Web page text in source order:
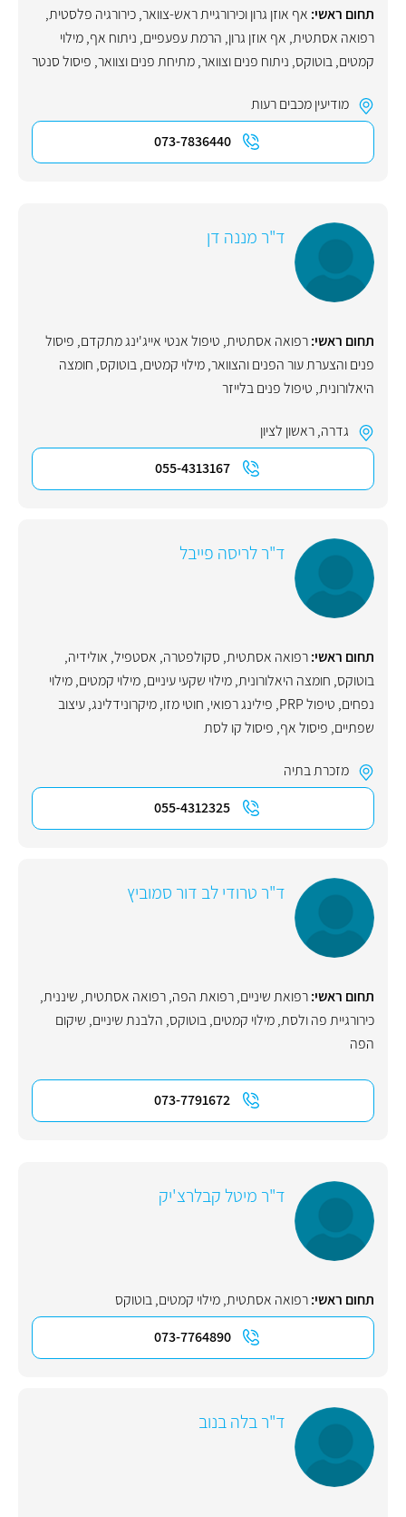
תחום ראשי: אף אוזן גרון וכירורגיית ראש-צוואר,כירורגיה פלסטית,
רפואה אסתטית, אף אוזן גרון, הרמת עפעפיים, ניתוח אף,מילוי
קמטים,בוטוקס, ניתוח פנים וצוואר,מתיחת פנים וצוואר, פיסול סנטר
מודיעין מכבים רעות
073-7836440
ד"ר מננה דן
תחום ראשי:רפואה אסתטית, טיפול אנטי אייג'ינג מתקדם, פיסול
פנים והצערת עור הפנים והצוואר,מילוי קמטים,בוטוקס, חומצה
היאלורונית, טיפול פנים בלייזר
גדרה,ראשון לציון
055-4313167
ד"ר לריסה פייבל
תחום ראשי:רפואה אסתטית, סקולפטרה, אסטפיל, אולידיה,
בוטוקס, חומצה היאלורונית,מילוי שקעי עיניים,מילוי קמטים,מילוי
נפחים, טיפול PRP , פילינג רפואי, חוטי מזו,מיקרונידלינג,עיצוב
שפתיים, פיסול אף, פיסול קו לסת
מזכרת בתיה
055-4312325
ד"ר טרודי לב דור סמוביץ
תחום ראשי:רפואת שיניים,רפואת הפה,רפואה אסתטית, שיננית,
כירורגיית פה ולסת,מילוי קמטים,בוטוקס, הלבנת שיניים, שיקום
הפה
073-7791672
ד"ר מיטל קבלרצ'יק
תחום ראשי:רפואה אסתטית,מילוי קמטים,בוטוקס
073-7764890
ד"ר בלה בנוב